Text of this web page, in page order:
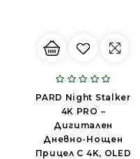
PARD Night Stalker
4K PRO –
Дигитален
Дневно-Нощен
Прицел С 4K, OLED